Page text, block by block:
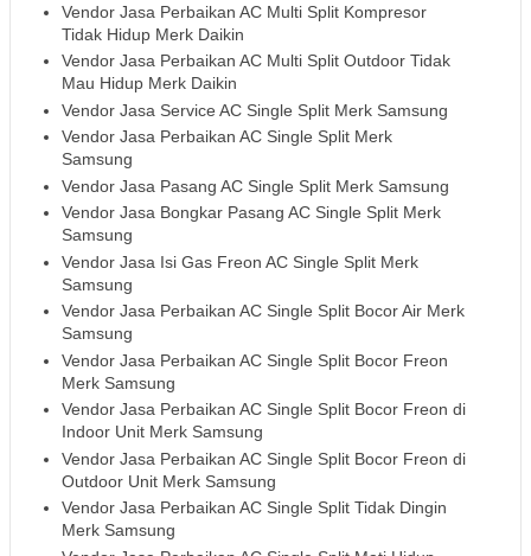
Vendor Jasa Perbaikan AC Multi Split Kompresor
Tidak Hidup Merk Daikin
Vendor Jasa Perbaikan AC Multi Split Outdoor Tidak
Mau Hidup Merk Daikin
Vendor Jasa Service AC Single Split Merk Samsung
Vendor Jasa Perbaikan AC Single Split Merk
Samsung
Vendor Jasa Pasang AC Single Split Merk Samsung
Vendor Jasa Bongkar Pasang AC Single Split Merk
Samsung
Vendor Jasa Isi Gas Freon AC Single Split Merk
Samsung
Vendor Jasa Perbaikan AC Single Split Bocor Air Merk
Samsung
Vendor Jasa Perbaikan AC Single Split Bocor Freon
Merk Samsung
Vendor Jasa Perbaikan AC Single Split Bocor Freon di
Indoor Unit Merk Samsung
Vendor Jasa Perbaikan AC Single Split Bocor Freon di
Outdoor Unit Merk Samsung
Vendor Jasa Perbaikan AC Single Split Tidak Dingin
Merk Samsung